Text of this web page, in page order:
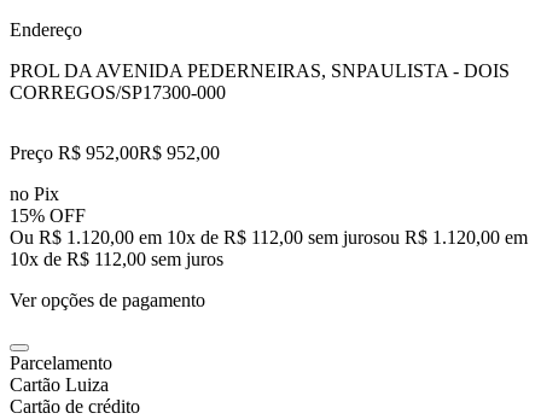
Endereço
PROL DA AVENIDA PEDERNEIRAS, SNPAULISTA - DOIS
CORREGOS/SP17300-000
Preço R$ 952,00R$ 952,00
no Pix
15% OFF
Ou R$ 1.120,00 em 10x de R$ 112,00 sem jurosou R$ 1.120,00 em
10x de R$ 112,00 sem juros
Ver opções de pagamento
Parcelamento
Cartão Luiza
Cartão de crédito